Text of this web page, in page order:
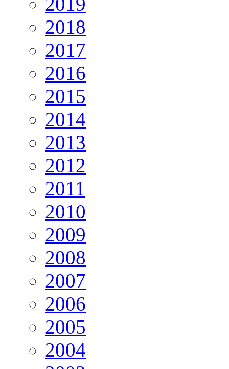
2018
2017
2016
2015
2014
2013
2012
2011
2010
2009
2008
2007
2006
2005
2004